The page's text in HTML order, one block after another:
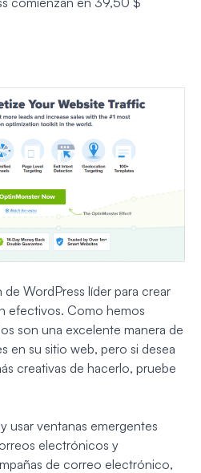
de WordPress líder para crear
efectivos. Como hemos
son una excelente manera de
en su sitio web, pero si desea
creativas de hacerlo, pruebe
usar ventanas emergentes
electrónicos y
de correo electrónico,